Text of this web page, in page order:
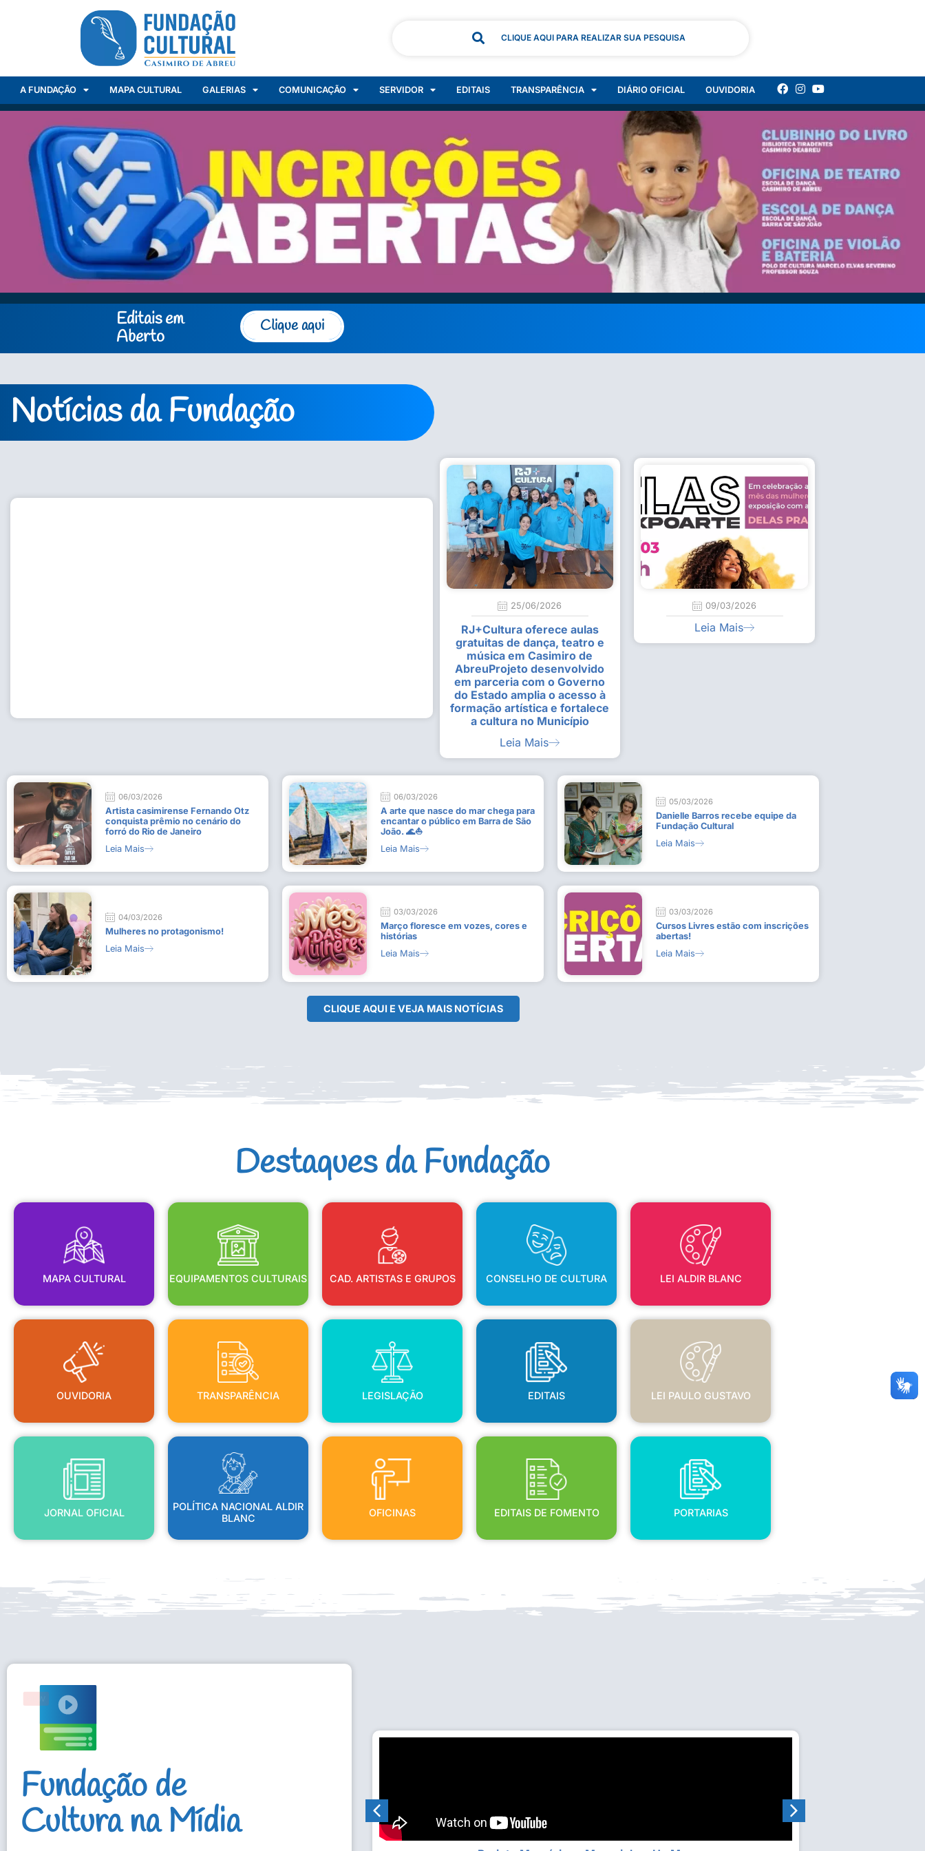
CLIQUE AQUI PARA REALIZAR SUA PESQUISA
A FUNDAÇÃO MAPA CULTURAL GALERIAS COMUNICAÇÃO SERVIDOR EDITAIS TRANSPARÊNCIA DIÁRIO OFICIAL OUVIDORIA
Editais em
Aberto
Clique aqui
Notícias da Fundação
Estudantes vivenciam experiência artística em visita guiada à exposição “Em
Busca do Divino”, em Rio Dourado
9 de julho de 2026
Leia Mais
25/06/2026
RJ+Cultura oferece aulas
gratuitas de dança, teatro e
música em Casimiro de
AbreuProjeto desenvolvido
em parceria com o Governo
do Estado amplia o acesso à
formação artística e fortalece
a cultura no Município
Leia Mais
09/03/2026
Leia Mais
06/03/2026
Artista casimirense Fernando Otz
conquista prêmio no cenário do
forró do Rio de Janeiro
Leia Mais
06/03/2026
A arte que nasce do mar chega para
encantar o público em Barra de São
João. 🌊⛵
Leia Mais
05/03/2026
Danielle Barros recebe equipe da
Fundação Cultural
Leia Mais
04/03/2026
Mulheres no protagonismo!
Leia Mais
03/03/2026
Março floresce em vozes, cores e
histórias
Leia Mais
03/03/2026
Cursos Livres estão com inscrições
abertas!
Leia Mais
CLIQUE AQUI E VEJA MAIS NOTÍCIAS
Destaques da Fundação
MAPA CULTURAL
MAPA CULTURAL
EQUIPAMENTOS CULTURAIS
EQUIPAMENTOS CULTURAIS
CAD. ARTISTAS E GRUPOS
CAD. ARTISTAS E GRUPOS
CONSELHO DE CULTURA
CONSELHO DE CULTURA
LEI ALDIR BLANC
LEI ALDIR BLANC
OUVIDORIA
OUVIDORIA
TRANSPARÊNCIA
TRANSPARÊNCIA
LEGISLAÇÃO
LEGISLAÇÃO
EDITAIS
EDITAIS
LEI PAULO GUSTAVO
LEI PAULO GUSTAVO
JORNAL OFICIAL
JORNAL OFICIAL
POLÍTICA NACIONAL ALDIR
BLANC
POLÍTICA NACIONAL ALDIR
BLANC
OFICINAS
OFICINAS
EDITAIS DE FOMENTO
EDITAIS DE FOMENTO
PORTARIAS
PORTARIAS
Fundação de
Cultura na Mídia